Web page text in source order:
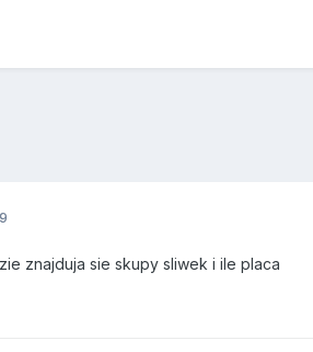
znajduja sie skupy sliwek i ile placa